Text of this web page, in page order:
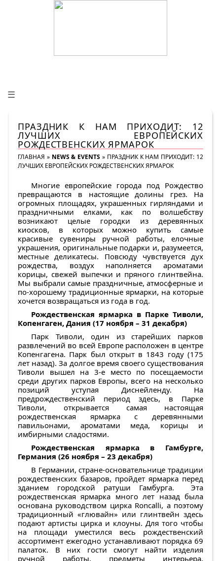
☰
ПРАЗДНИК К НАМ ПРИХОДИТ: 12
ЛУЧШИХ ЕВРОПЕЙСКИХ
РОЖДЕСТВЕНСКИХ ЯРМАРОК
ГЛАВНАЯ » NEWS & EVENTS » ПРАЗДНИК К НАМ ПРИХОДИТ: 12
ЛУЧШИХ ЕВРОПЕЙСКИХ РОЖДЕСТВЕНСКИХ ЯРМАРОК
Многие европейские города под Рождество
превращаются в настоящие долины грез. На
огромных площадях, украшенных гирляндами и
праздничными елками, как по волшебству
возникают целые городки из деревянных
киосков, в которых можно купить самые
красивые сувениры ручной работы, елочные
украшения, оригинальные подарки и, разумеется,
местные деликатесы. Повсюду чувствуется дух
рождества, воздух наполняется ароматами
корицы, свежей выпечки и пряного глинтвейна.
Мы выбрали самые праздничные, атмосферные и
по-хорошему традиционные ярмарки, на которые
хочется возвращаться из года в год.
Рождественская ярмарка в Парке Тиволи,
Копенгаген, Дания (17 ноября – 31 декабря)
Парк Тиволи, один из старейших парков
развлечений во всей Европе расположен в центре
Копенгагена. Парк был открыт в 1843 году (175
лет назад). За долгое время своего существования
Тиволи вышел на 3-е место по посещаемости
среди других парков Европы, всего на несколько
позиций уступая Диснейленду. На
предрождественский период здесь, в Парке
Тиволи, открывается самая настоящая
рождественская ярмарка с деревянными
павильонами, ароматами меда, корицы и
имбирными сладостями.
Рождественская ярмарка в Гамбурге,
Германия (26 ноября – 23 декабря)
В Германии, стране-основательнице традиции
рождественских базаров, пройдет ярмарка перед
зданием городской ратуши Гамбурга. Эта
рождественская ярмарка много лет назад была
основана руководством цирка Roncalli, а поэтому
традиционный «глювайн» или глинтвейн здесь
подают артисты цирка и клоуны. Для того чтобы
на площади уместился весь рождественский
ассортимент ежегодно устанавливают порядка 69
палаток. В них гости смогут найти изделия
ручной работы, предметы интерьера,